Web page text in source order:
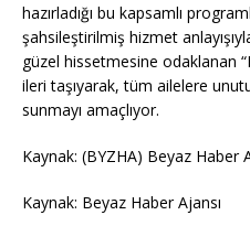
hazırladığı bu kapsamlı
şahsileştirilmiş hizmet
güzel hissetmesine odaklanan
ileri taşıyarak, tüm ailelere
sunmayı amaçlıyor.
Kaynak: (BYZHA) Beyaz Haber
Kaynak: Beyaz Haber Ajansı